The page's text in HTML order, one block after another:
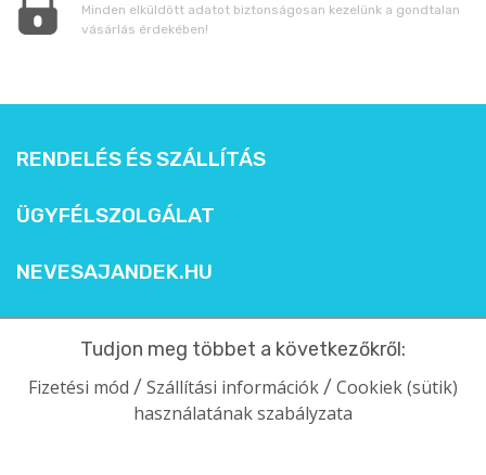
Minden elküldött adatot biztonságosan kezelünk a gondtalan
vásárlás érdekében!
RENDELÉS ÉS SZÁLLÍTÁS
ÜGYFÉLSZOLGÁLAT
NEVESAJANDEK.HU
Tudjon meg többet a következőkről:
Fizetési mód / Szállítási információk / Cookiek (sütik)
használatának szabályzata